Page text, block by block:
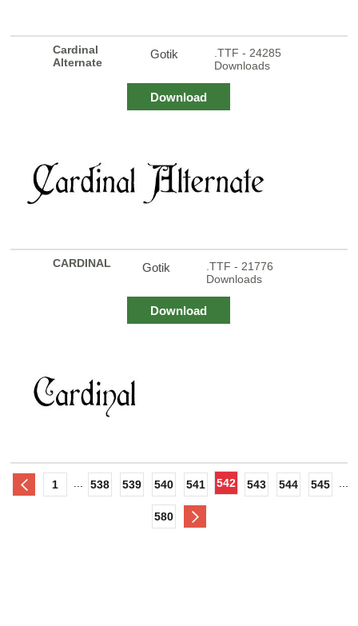
Cardinal
Alternate
Gotik
.TTF - 24285
Downloads
Download
CARDINAL Gotik
.TTF - 21776
Downloads
Download
1 538 539 540 541 542 543 544 545
580